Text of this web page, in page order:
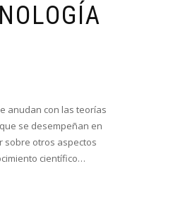
anudan con las teorías
se desempeñan en
sobre otros aspectos
científico…